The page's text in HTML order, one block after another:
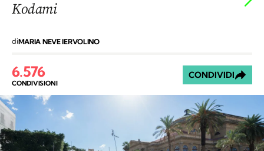
Kodami
diMARIA NEVE IERVOLINO
6.576
CONDIVISIONI
CONDIVIDI